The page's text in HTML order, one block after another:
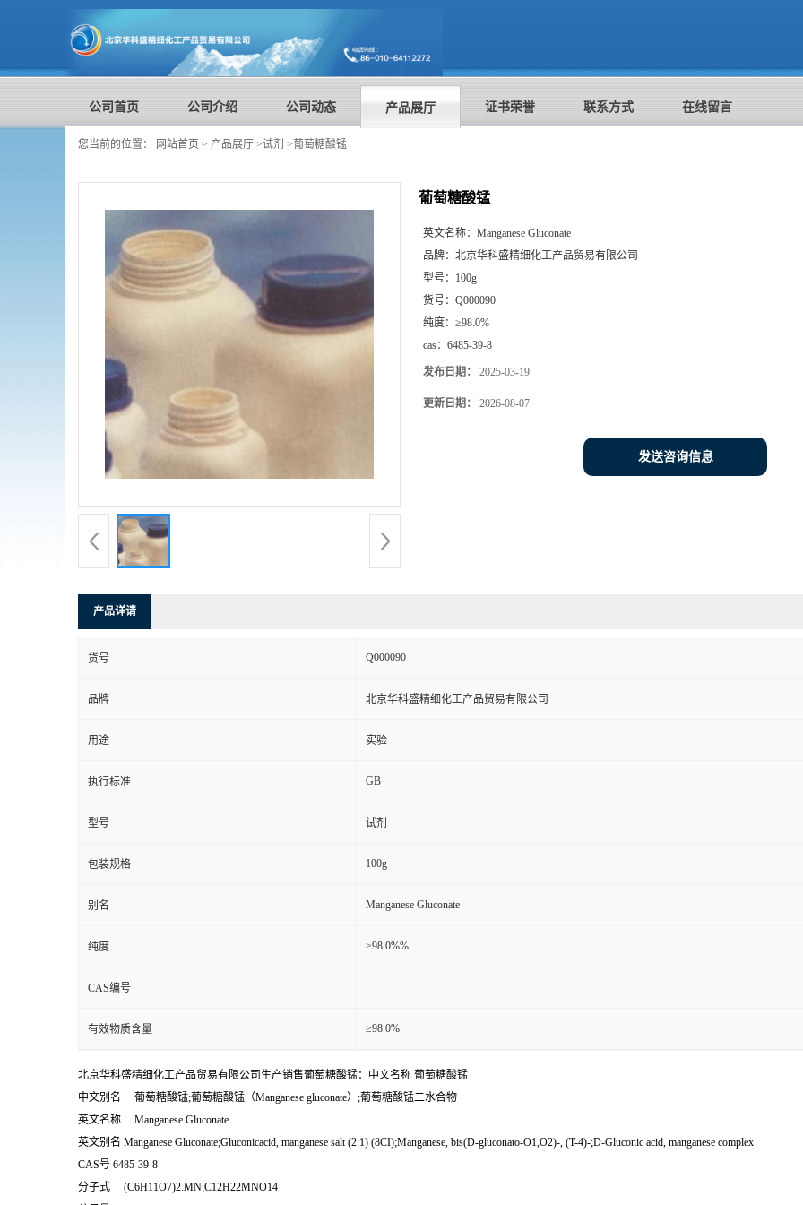
公司首页 公司介绍 公司动态 产品展厅 证书荣誉 联系方式 在线留言
您当前的位置： 网站首页 > 产品展厅 >试剂 >葡萄糖酸锰
葡萄糖酸锰
英文名称： Manganese Gluconate
品牌： 北京华科盛精细化工产品贸易有限公司
型号： 100g
货号： Q000090
纯度： ≥98.0%
cas： 6485-39-8
发布日期： 2025-03-19
更新日期： 2026-08-07
发送咨询信息
产品详请
货号 Q000090
品牌 北京华科盛精细化工产品贸易有限公司
用途 实验
执行标准 GB
型号 试剂
包装规格 100g
别名 Manganese Gluconate
纯度 ≥98.0%%
CAS编号
有效物质含量 ≥98.0%
北京华科盛精细化工产品贸易有限公司生产销售葡萄糖酸锰：中文名称 葡萄糖酸锰
中文别名 葡萄糖酸锰;葡萄糖酸锰（Manganese gluconate）;葡萄糖酸锰二水合物
英文名称 Manganese Gluconate
英文别名 Manganese Gluconate;Gluconicacid, manganese salt (2:1) (8CI);Manganese, bis(D-gluconato-O1,O2)-, (T-4)-;D-Gluconic acid, manganese complex
CAS号 6485-39-8
分子式 (C6H11O7)2.MN;C12H22MNO14